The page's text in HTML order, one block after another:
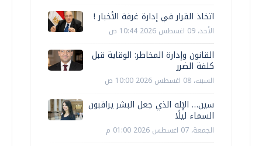
اتخاذ القرار في إدارة غرفة الأخبار !
الأحد، 09 اغسطس 2026 10:44 ص
القانون وإدارة المخاطر: الوقاية قبل
كلفة الضرر
السبت، 08 اغسطس 2026 10:00 ص
سين… الإله الذي جعل البشر يراقبون
السماء ليلًا
الجمعة، 07 اغسطس 2026 01:00 م